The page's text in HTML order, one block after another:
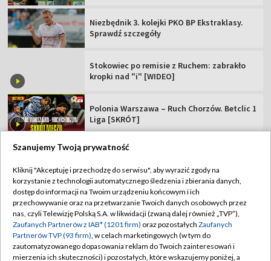
Niezbędnik 3. kolejki PKO BP Ekstraklasy.
Sprawdź szczegóły
Stokowiec po remisie z Ruchem: zabrakło
kropki nad "i" [WIDEO]
Polonia Warszawa – Ruch Chorzów. Betclic 1
Liga [SKRÓT]
TVP
Abonament TVP
Sklep TVP
Biuro Reklamy
Regulamin TVP
Polityka prywatności
Moje zgody
Szanujemy Twoją prywatność
Kliknij "Akceptuję i przechodzę do serwisu", aby wyrazić zgody na
korzystanie z technologii automatycznego śledzenia i zbierania danych,
dostęp do informacji na Twoim urządzeniu końcowym i ich
przechowywanie oraz na przetwarzanie Twoich danych osobowych przez
nas, czyli Telewizję Polską S.A. w likwidacji (zwaną dalej również „TVP”),
Zaufanych Partnerów z IAB* (1201 firm) oraz pozostałych Zaufanych
Partnerów TVP (93 firm), w celach marketingowych (w tym do
zautomatyzowanego dopasowania reklam do Twoich zainteresowań i
mierzenia ich skuteczności) i pozostałych, które wskazujemy poniżej, a